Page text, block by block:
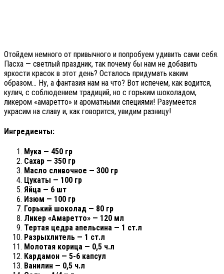
Отойдем немного от привычного и попробуем удивить сами себя.
Пасха — светлый праздник, так почему бы нам не добавить
яркости красок в этот день? Осталось придумать каким
образом… Ну, а фантазия нам на что? Вот испечем, как водится,
кулич, с соблюдением традиций, но с горьким шоколадом,
ликером «амаретто» и ароматными специями! Разумеется
украсим на славу и, как говорится, увидим разницу!
Ингредиенты:
Мука — 450 гр
Сахар — 350 гр
Масло сливочное — 300 гр
Цукаты — 100 гр
Яйца — 6 шт
Изюм — 100 гр
Горький шоколад — 80 гр
Ликер «Амаретто» — 120 мл
Тертая цедра апельсина — 1 ст.л
Разрыхлитель — 1 ст.л
Молотая корица — 0,5 ч.л
Кардамон — 5-6 капсул
Ванилин — 0,5 ч.л